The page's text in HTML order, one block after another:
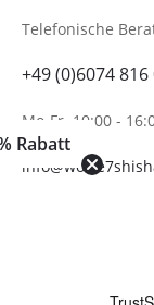
Rabatt
Telefonische
+49 (0)6074 816
Mo-Fr. 10:00 -